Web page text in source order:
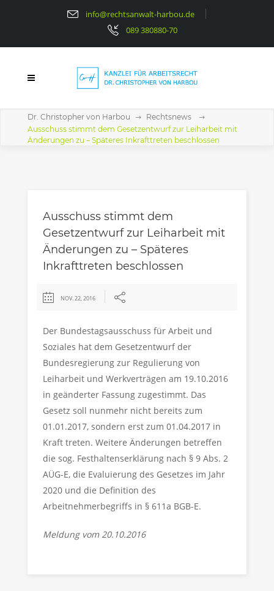
info@rechtsanwalt-harbou.de
089 380880-70
Dr. Christopher von Harbou
Rechtsnews
Ausschuss stimmt dem Gesetzentwurf zur Leiharbeit mit
Änderungen zu – Späteres Inkrafttreten beschlossen
Ausschuss stimmt dem
Gesetzentwurf zur Leiharbeit mit
Änderungen zu – Späteres
Inkrafttreten beschlossen
NOV. 22, 2016
Der Bundestagsausschuss für Arbeit und
Soziales hat dem Gesetzentwurf der
Bundesregierung zur Regulierung von
Leiharbeit und Werkverträgen am 19.10.2016
in geänderter Fassung zugestimmt. Das
Gesetz soll nunmehr nicht bereits zum
01.01.2017, sondern erst zum 01.04.2017 in
Kraft treten. Weitere Änderungen betreffen
die sog. Festhaltenserklärung nach § 9 Abs. 2
AÜG-E, die Evaluierung des Gesetzes im Jahr
2020 und die Definition des
Arbeitnehmerbegriffs in § 611a BGB-E.
Meldung vom 20.10.2016